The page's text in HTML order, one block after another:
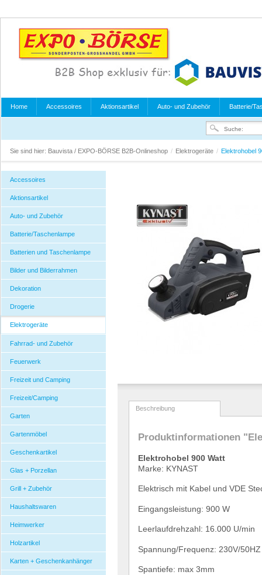
Home Accessoires Aktionsartikel Auto- und Zubehör Batterie/
Sie sind hier: Bauvista / EXPO-BÖRSE B2B-Onlineshop / Elektrogeräte / Elektrohobel
Accessoires
Aktionsartikel
Auto- und Zubehör
Batterie/Taschenlampe
Batterien und Taschenlampe
Bilder und Bilderrahmen
Dekoration
Drogerie
Elektrogeräte
Fahrrad- und Zubehör
Feuerwerk
Freizeit und Camping
Freizeit/Camping
Garten
Gartenmöbel
Geschenkartikel
Glas + Porzellan
Grill + Zubehör
Haushaltswaren
Heimwerker
Holzartikel
Karten + Geschenkanhänger
Beschreibung
Produktinformationen
Elektrohobel 900 Watt
Marke: KYNAST
Elektrisch mit Kabel und VDE
Eingangsleistung: 900 W
Leerlaufdrehzahl: 16.000 U/min
Spannung/Frequenz: 230V/50HZ
Spantiefe: max 3mm